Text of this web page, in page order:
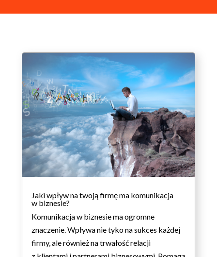
Jaki wpływ na twoją firmę ma komunikacja
w biznesie?
Komunikacja w biznesie ma ogromne
znaczenie. Wpływa nie tyko na sukces każdej
firmy, ale również na trwałość relacji